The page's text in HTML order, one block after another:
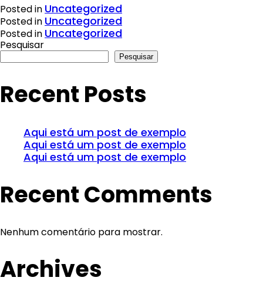
Posted in Uncategorized
Posted in Uncategorized
Posted in Uncategorized
Pesquisar
Pesquisar
Recent Posts
Aqui está um post de exemplo
Aqui está um post de exemplo
Aqui está um post de exemplo
Recent Comments
Nenhum comentário para mostrar.
Archives